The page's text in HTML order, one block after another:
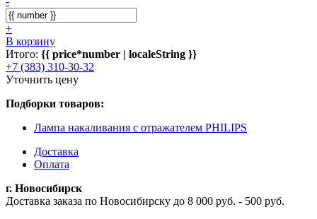
+
В корзину
Итого: {{ price*number | localeString }}
+7 (383) 310-30-32
Уточнить цену
Подборки товаров:
Лампа накаливания с отражателем PHILIPS
Доставка
Оплата
г. Новосибирск
Доставка заказа по Новосибирску до 8 000 руб. - 500 руб.